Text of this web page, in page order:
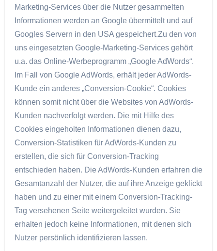
Marketing-Services über die Nutzer gesammelten
Informationen werden an Google übermittelt und auf
Googles Servern in den USA gespeichert.Zu den von
uns eingesetzten Google-Marketing-Services gehört
u.a. das Online-Werbeprogramm „Google AdWords“.
Im Fall von Google AdWords, erhält jeder AdWords-
Kunde ein anderes „Conversion-Cookie“. Cookies
können somit nicht über die Websites von AdWords-
Kunden nachverfolgt werden. Die mit Hilfe des
Cookies eingeholten Informationen dienen dazu,
Conversion-Statistiken für AdWords-Kunden zu
erstellen, die sich für Conversion-Tracking
entschieden haben. Die AdWords-Kunden erfahren die
Gesamtanzahl der Nutzer, die auf ihre Anzeige geklickt
haben und zu einer mit einem Conversion-Tracking-
Tag versehenen Seite weitergeleitet wurden. Sie
erhalten jedoch keine Informationen, mit denen sich
Nutzer persönlich identifizieren lassen.